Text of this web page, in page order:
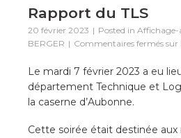
Rapport du TLS
20 février 2023 Posted in Affichage-
BERGER
Commentaires fermés sur
Le mardi 7 février 2023 a eu
département Technique et
la caserne d’Aubonne.
Cette soirée était destinée aux